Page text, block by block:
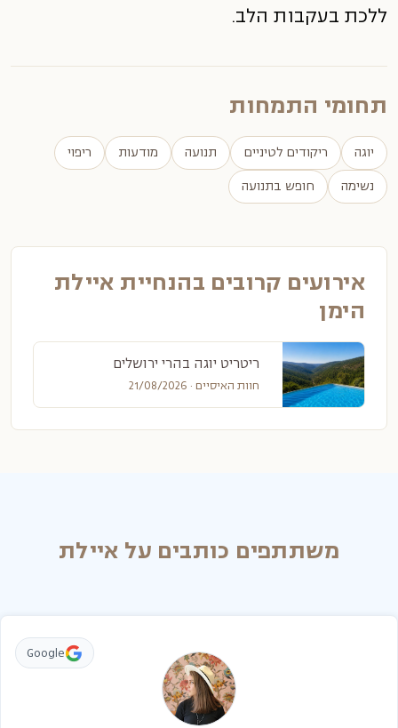
ללכת בעקבות הלב.
תחומי התמחות
יוגה ריקודים לטיניים תנועה מודעות
ריפוי
נשימה
חופש בתנועה
אירועים קרובים בהנחיית איילת
הימן
ריטריט יוגה בהרי ירושלים
חוות האיסיים · 21/08/2026
משתתפים כותבים על איילת
Google